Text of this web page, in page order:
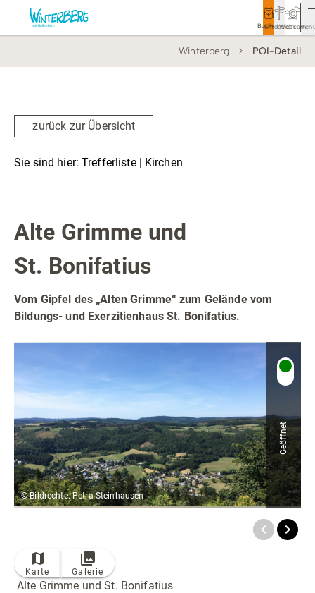
Buchen
Entdecken
Webcam
Rathaus
Vor Ort & Aktuelles
Veranstaltungen
Wandern
Radfahren
Tourist-Information
Winterberg POI-Detail
zurück zur Übersicht
Sie sind hier: Trefferliste | Kirchen
Alte Grimme und
St. Bonifatius
Vom Gipfel des „Alten Grimme“ zum Gelände vom
Bildungs- und Exerzitienhaus St. Bonifatius.
© Bildrechte: Petra Steinhausen
Geöffnet
Karte Galerie
Alte Grimme und St. Bonifatius